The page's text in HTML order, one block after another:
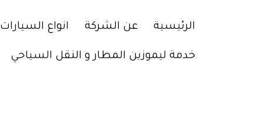
الرئيسية عن الشركة انواع السيارات
خدمة ليموزين المطار و النقل السياحي